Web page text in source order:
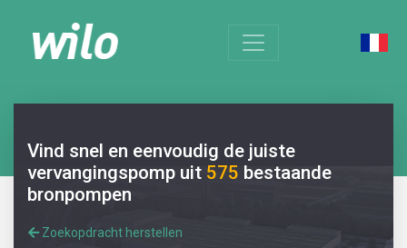
Vind snel en eenvoudig de juiste
vervangingspomp uit 575 bestaande
bronpompen
Zoekopdracht herstellen